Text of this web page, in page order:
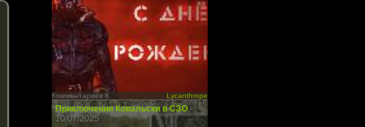
Комментариев 8 Lycanthrope
Приключения Ковальски в СЗО-
10/07/2025